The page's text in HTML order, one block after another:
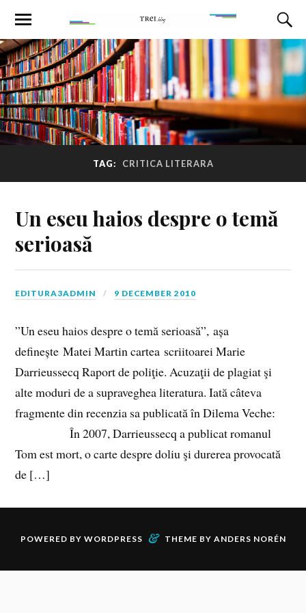
TAG: CRITICA LITERARA
Un eseu haios despre o temă
serioasă
EDITURA3ADMIN 9 DECEMBER 2010
”Un eseu haios despre o temă serioasă”, așa
definește Matei Martin cartea scriitoarei Marie
Darrieussecq Raport de poliţie. Acuzaţii de plagiat şi
alte moduri de a supraveghea literatura. Iată câteva
fragmente din recenzia sa publicată în Dilema Veche:
În 2007, Darrieussecq a publicat romanul
Tom est mort, o carte despre doliu şi durerea provocată
de […]
POWERED BY WORDPRESS & THEME BY ANDERS NORÉN